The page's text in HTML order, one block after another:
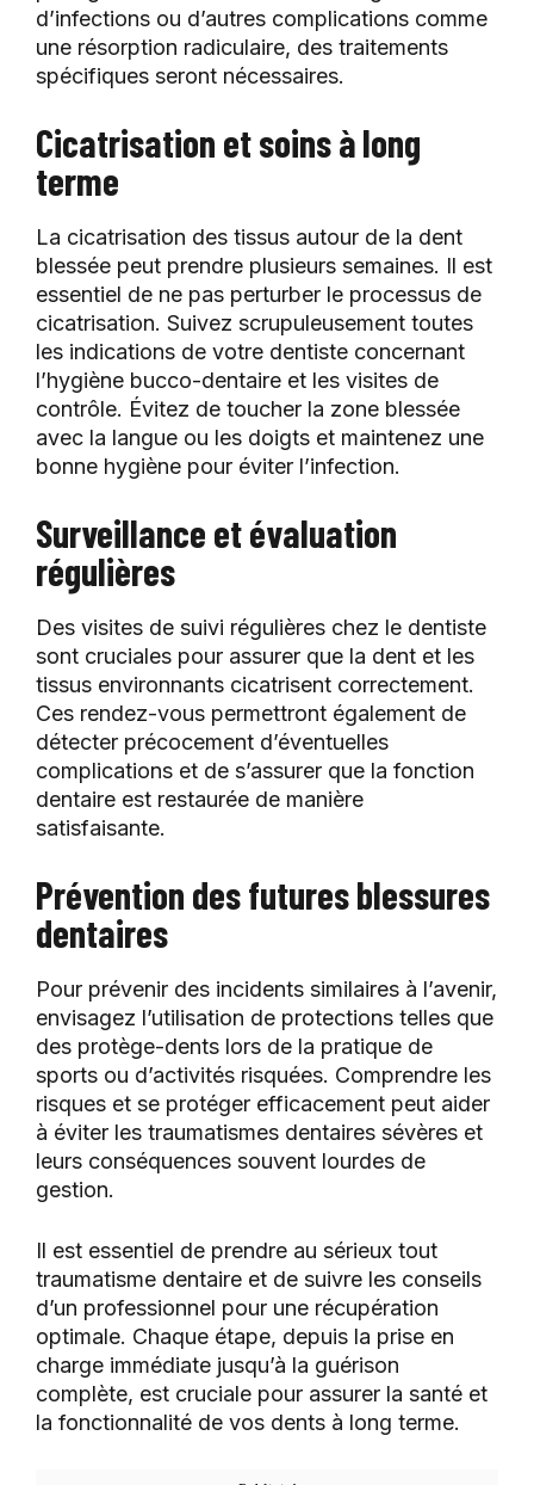
d’infections ou d’autres complications comme
une résorption radiculaire, des traitements
spécifiques seront nécessaires.
Cicatrisation et soins à long
terme
La cicatrisation des tissus autour de la dent
blessée peut prendre plusieurs semaines. Il est
essentiel de ne pas perturber le processus de
cicatrisation. Suivez scrupuleusement toutes
les indications de votre dentiste concernant
l’hygiène bucco-dentaire et les visites de
contrôle. Évitez de toucher la zone blessée
avec la langue ou les doigts et maintenez une
bonne hygiène pour éviter l’infection.
Surveillance et évaluation
régulières
Des visites de suivi régulières chez le dentiste
sont cruciales pour assurer que la dent et les
tissus environnants cicatrisent correctement.
Ces rendez-vous permettront également de
détecter précocement d’éventuelles
complications et de s’assurer que la fonction
dentaire est restaurée de manière
satisfaisante.
Prévention des futures blessures
dentaires
Pour prévenir des incidents similaires à l’avenir,
envisagez l’utilisation de protections telles que
des protège-dents lors de la pratique de
sports ou d’activités risquées. Comprendre les
risques et se protéger efficacement peut aider
à éviter les traumatismes dentaires sévères et
leurs conséquences souvent lourdes de
gestion.
Il est essentiel de prendre au sérieux tout
traumatisme dentaire et de suivre les conseils
d’un professionnel pour une récupération
optimale. Chaque étape, depuis la prise en
charge immédiate jusqu’à la guérison
complète, est cruciale pour assurer la santé et
la fonctionnalité de vos dents à long terme.